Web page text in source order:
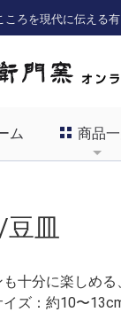
ころを現代に伝える
ム 商品
皿
十分に楽しめ
イズ：約10〜